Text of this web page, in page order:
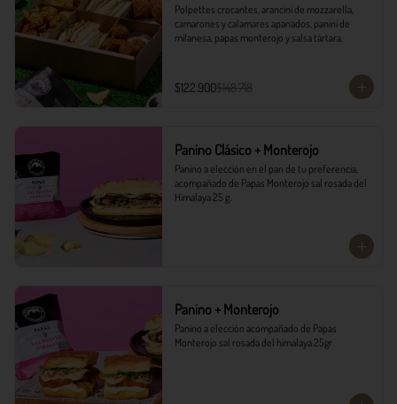
Polpettes crocantes, arancini de mozzarella,
camarones y calamares apanados, panini de
milanesa, papas monterojo y salsa tártara.
$122.900$148.718
Panino Clásico + Monterojo
Panino a elección en el pan de tu preferencia,
acompañado de Papas Monterojo sal rosada del
Himalaya 25 g.
Panino + Monterojo
Panino a elección acompañado de Papas
Monterojo sal rosada del himalaya 25gr